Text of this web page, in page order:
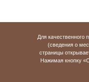
Для качественного
(сведения о
страницы
Нажимая кнопку